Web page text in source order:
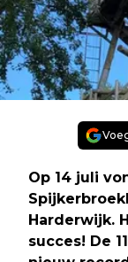
Op 14 juli
Harderwijk.
succes! De